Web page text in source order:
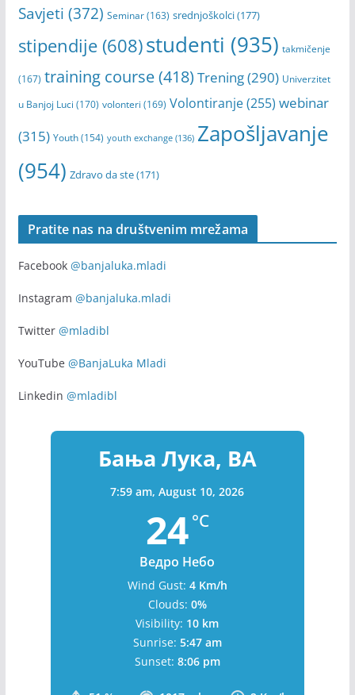
Savjeti (372) Seminar(163) srednjoškolci(177)
stipendije(608)studenti (935) takmičenje
(167) training course(418) Trening(290) Univerzitet
u Banjoj Luci (170) volonteri (169) Volontiranje(255) webinar
(315) Youth(154) youth exchange(136) Zapošljavanje
(954) Zdravo da ste(171)
Pratite nas na društvenim mrežama
Facebook @banjaluka.mladi
Instagram @banjaluka.mladi
Twitter @mladibl
YouTube @BanjaLuka Mladi
Linkedin @mladibl
Бања Лука, BA
7:59 am,August 10, 2026
24°C
Ведро Небо
Wind Gust: 4 Km/h
Clouds: 0%
Visibility: 10 km
Sunrise: 5:47 am
Sunset: 8:06 pm